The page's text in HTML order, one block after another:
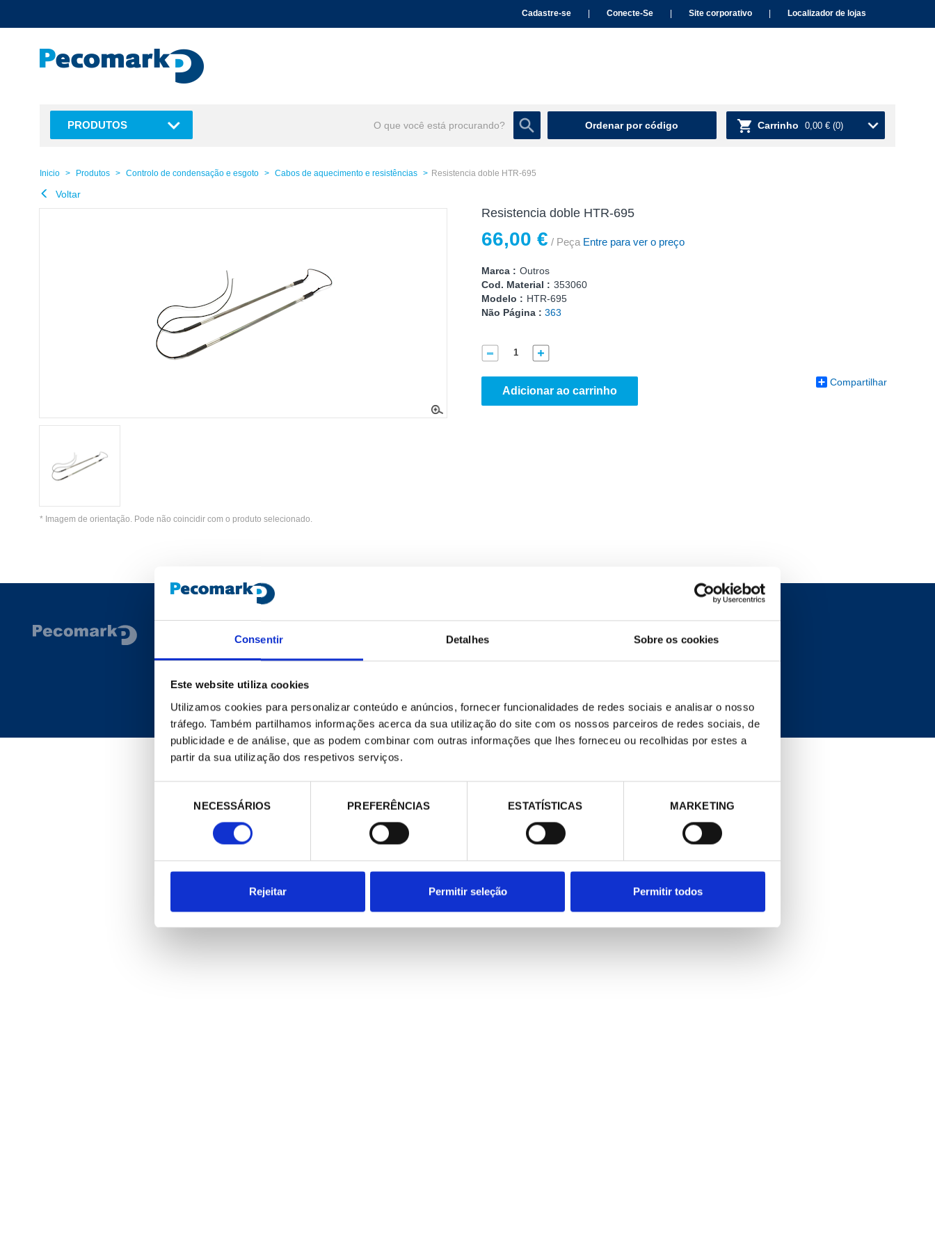
Consentir Detalhes Sobre os cookies
Este website utiliza cookies
Utilizamos cookies para personalizar conteúdo e anúncios, fornecer funcionalidades de redes sociais e analisar o nosso
tráfego. Também partilhamos informações acerca da sua utilização do site com os nossos parceiros de redes sociais, de
publicidade e de análise, que as podem combinar com outras informações que lhes forneceu ou recolhidas por estes a
partir da sua utilização dos respetivos serviços.
consentimento
NECESSÁRIOS PREFERÊNCIAS ESTATÍSTICAS MARKETING
Rejeitar Permitir seleção Permitir todos
Cadastre-se Conecte-Se Site corporativo Localizador de lojas
Ordenar por código Carrinho 0,00 € (0)
PRODUTOS
Inicio Produtos Controlo de condensação e esgoto Cabos de aquecimento e resistências Resistencia doble HTR-695
Voltar
* Imagem de orientação. Pode não coincidir com o produto selecionado.
Resistencia doble HTR-695
66,00 € / Peça Entre para ver o preço
Marca : Outros
Cod. Material : 353060
Modelo : HTR-695
Não Página : 363
Adicionar ao carrinho
Compartilhar
Site Geral
Notícias
Delegações
Website de comércio eletrônico